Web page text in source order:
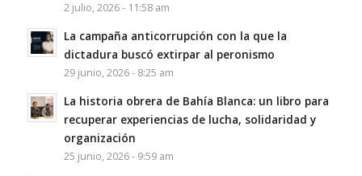
2 julio, 2026 - 11:58 am
La campaña anticorrupción con la que la
dictadura buscó extirpar al peronismo
29 junio, 2026 - 8:25 am
La historia obrera de Bahía Blanca: un libro para
recuperar experiencias de lucha, solidaridad y
organización
25 junio, 2026 - 9:59 am